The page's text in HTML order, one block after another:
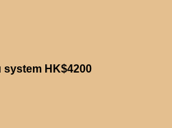
system HK$4200